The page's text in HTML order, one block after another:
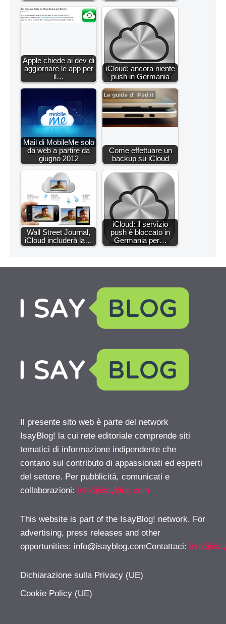
Apple chiede ai dev di
aggiornare le app per
il…
iCloud: ancora niente
push in Germania
Mail di MobileMe solo
da web a partire da
giugno 2012
Come effettuare un
backup su iCloud
Wall Street Journal,
iCloud includerà la…
iCloud: il servizio
push è bloccato in
Germania per…
Il presente sito web è parte del network
IsayBlog! la cui rete editoriale comprende siti
tematici di informazione indipendente che
contano sul contributo di appassionati ed esperti
del settore. Per pubblicità, comunicati e
collaborazioni: info@isayblog.com
This website is part of the IsayBlog! network. For
advertising, press releases and other
opportunities: info@isayblog.comContattaci:
Dichiarazione sulla Privacy (UE)
Cookie Policy (UE)